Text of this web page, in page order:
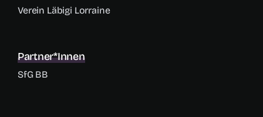
Verein Läbigi Lorraine
Partner*innen
SfG BB